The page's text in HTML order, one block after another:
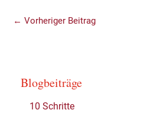
← Vorheriger Beitrag
Blogbeiträge
10 Schritte